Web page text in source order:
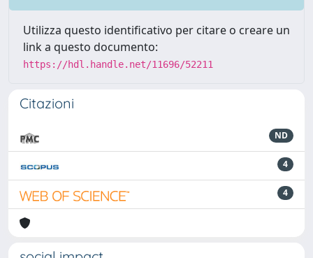
Utilizza questo identificativo per citare o creare un
link a questo documento:
https://hdl.handle.net/11696/52211
Citazioni
ND
4
4